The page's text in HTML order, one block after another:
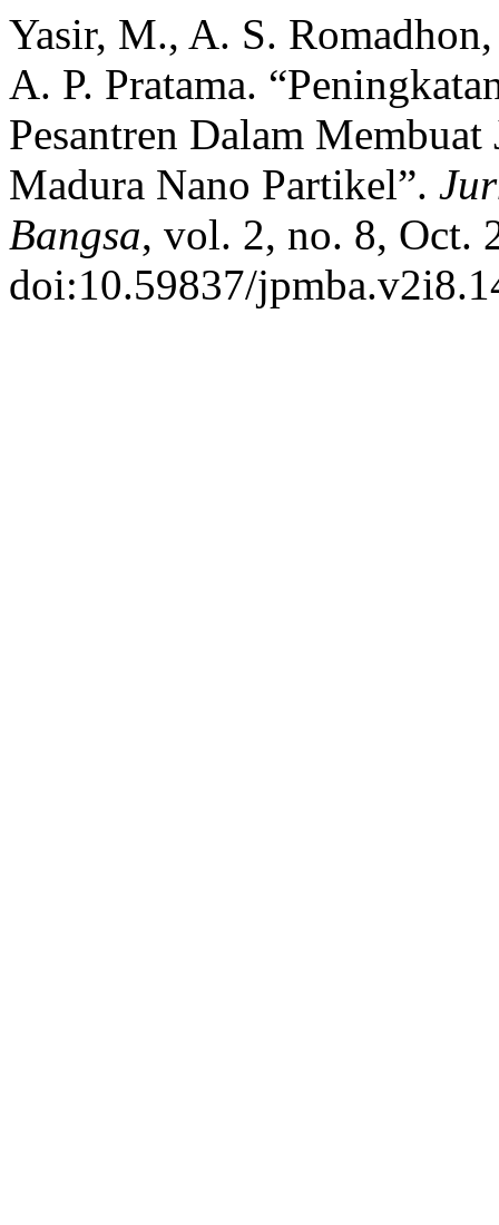
Yasir, M., A. S.
A. P. Pratama.
Pesantren Dalam
Madura Nano Partikel”.
Bangsa, vol. 2, no. 8, Oct.
doi:10.59837/